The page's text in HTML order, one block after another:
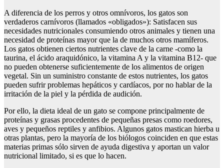
A diferencia de los perros y otros omnívoros, los gatos son
verdaderos carnívoros (llamados «obligados»): Satisfacen sus
necesidades nutricionales consumiendo otros animales y tienen una
necesidad de proteínas mayor que la de muchos otros mamíferos.
Los gatos obtienen ciertos nutrientes clave de la carne -como la
taurina, el ácido araquidónico, la vitamina A y la vitamina B12- que
no pueden obtenerse suficientemente de los alimentos de origen
vegetal. Sin un suministro constante de estos nutrientes, los gatos
pueden sufrir problemas hepáticos y cardíacos, por no hablar de la
irritación de la piel y la pérdida de audición.
Por ello, la dieta ideal de un gato se compone principalmente de
proteínas y grasas procedentes de pequeñas presas como roedores,
aves y pequeños reptiles y anfibios. Algunos gatos mastican hierba u
otras plantas, pero la mayoría de los biólogos coinciden en que estas
materias primas sólo sirven de ayuda digestiva y aportan un valor
nutricional limitado, si es que lo hacen.